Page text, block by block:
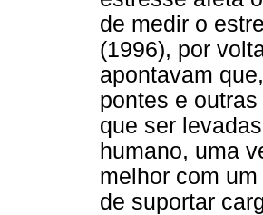
de medir o
(1996), por
apontavam
pontes e
que ser
humano, uma
melhor com
de suportar